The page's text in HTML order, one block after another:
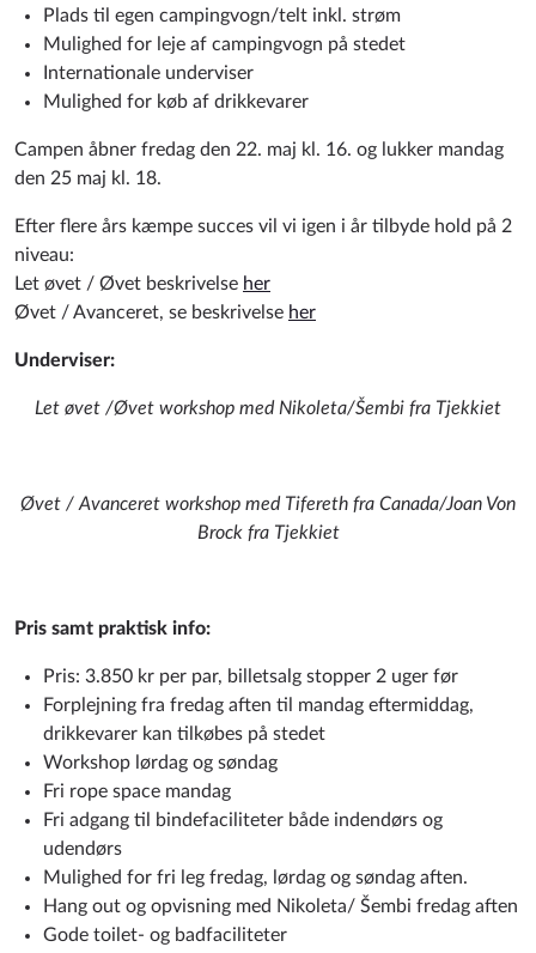
Plads til egen campingvogn/telt inkl. strøm
Mulighed for leje af campingvogn på stedet
Internationale underviser
Mulighed for køb af drikkevarer
Campen åbner fredag den 22. maj kl. 16. og lukker mandag
den 25 maj kl. 18.
Efter flere års kæmpe succes vil vi igen i år tilbyde hold på 2
niveau:
Let øvet / Øvet beskrivelse her
Øvet / Avanceret, se beskrivelse her
Underviser:
Let øvet /Øvet workshop med Nikoleta/Šembi fra Tjekkiet
Øvet / Avanceret workshop med Tifereth fra Canada/Joan Von
Brock fra Tjekkiet
Pris samt praktisk info:
Pris: 3.850 kr per par, billetsalg stopper 2 uger før
Forplejning fra fredag aften til mandag eftermiddag,
drikkevarer kan tilkøbes på stedet
Workshop lørdag og søndag
Fri rope space mandag
Fri adgang til bindefaciliteter både indendørs og
udendørs
Mulighed for fri leg fredag, lørdag og søndag aften.
Hang out og opvisning med Nikoleta/ Šembi fredag aften
Gode toilet- og badfaciliteter